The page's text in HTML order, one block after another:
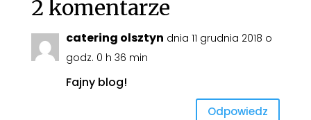
2 komentarze
catering olsztyn dnia 11 grudnia 2018 o
godz. 0 h 36 min
Fajny blog!
Odpowiedz